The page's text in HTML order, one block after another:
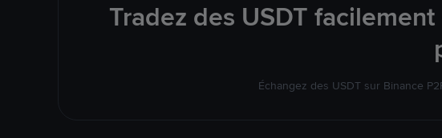
Tradez des USDT
Échangez des USDT sur Binance